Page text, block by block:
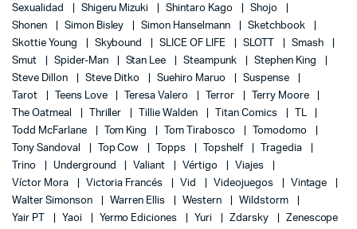
Sexualidad
Shigeru Mizuki Shintaro Kago
Shojo
Shonen
Simon Bisley Simon Hanselmann
Sketchbook
Skottie Young
Skybound SLICE OF LIFE SLOTT
Smash
Smut
Spider-Man Stan Lee Steampunk
Stephen King
Steve Dillon
Steve Ditko Suehiro Maruo
Suspense
Tarot
Teens Love Teresa Valero Terror
Terry Moore
The Oatmeal
Thriller Tillie Walden Titan Comics
TL
Todd McFarlane
Tom King Tom Tirabosco
Tomodomo
Tony Sandoval
Top Cow Topps Topshelf
Tragedia
Trino
Underground Valiant Vértigo
Viajes
Víctor Mora
Victoria Francés Vid Videojuegos
Vintage
Walter Simonson
Warren Ellis Western
Wildstorm
Yair PT
Yaoi Yermo Ediciones Yuri Zdarsky Zenescope